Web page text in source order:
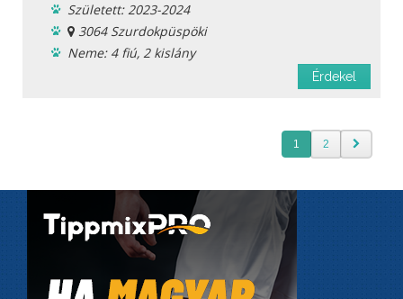
Született: 2023-2024
3064 Szurdokpüspöki
Neme: 4 fiú, 2 kislány
Érdekel
1 2